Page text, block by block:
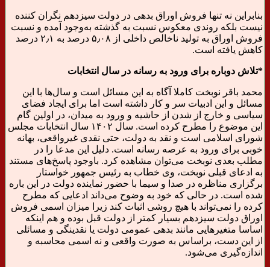
بنابراین نه تنها فروش اوراق بدهی در دولت سیزدهم نگران کننده
نیست بلکه روندی معکوس نسبت به گذشته به‌وجود آمده و نسبت
فروش اوراق به تولید ناخالص داخلی از ۵٫۰۸ درصد به ۲٫۱ درصد
کاهش یافته است.
*تلاش دوباره برای ورود به رسانه در سال انتخابات
محمد باقر نوبخت کاملا آگاه به این مسائل است و سال‌ها با این
مسائل و این ادبیات سر و کار داشته است اما برای ایجاد فضای
سیاسی و خارج از شدن از حاشیه و ورود به میدان، در اولین گام
این موضوع را مطرح کرده است. سال ۱۴۰۲ سال انتخابات مجلس
شورای اسلامی است و نقد به دولت، حتی نقدی غیرواقعی، بهانه
خوبی برای ورود به عرصه رسانه است. دلیل این مدعا را در
مطلب بعدی نوبخت می‌توان مشاهده کرد. باوجود پاسخ‌های مستند
به ادعای قبلی نوبخت، وی خطاب به رئیس جمهور خواستار
برگزاری مناظره در صدا و سیما با حضور نماینده دولت در این باره
شده است. در حالی که خود به وضوح می‌داند ادعایی که مطرح
کرده را نمی‌تواند با هیچ روشی اثبات کند زیرا میزان اسمی فروش
اوراق دولت سیزدهم بسیار کمتر از دولت قبل بوده و هم اینکه
اساسا متغیرهایی مانند بدهی عمومی دولت یا نقدینگی و مسائلی
از این دست، براساس به صورت واقعی و نه اسمی محاسبه و
اندازه‌گیری می‌شود.